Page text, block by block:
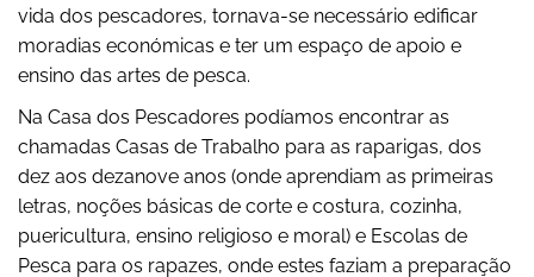
vida dos pescadores, tornava-se necessário edificar
moradias económicas e ter um espaço de apoio e
ensino das artes de pesca.
Na Casa dos Pescadores podíamos encontrar as
chamadas Casas de Trabalho para as raparigas, dos
dez aos dezanove anos (onde aprendiam as primeiras
letras, noções básicas de corte e costura, cozinha,
puericultura, ensino religioso e moral) e Escolas de
Pesca para os rapazes, onde estes faziam a preparação